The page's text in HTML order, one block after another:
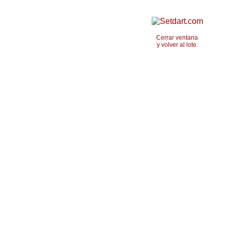
Cerrar ventana
y volver al lote.